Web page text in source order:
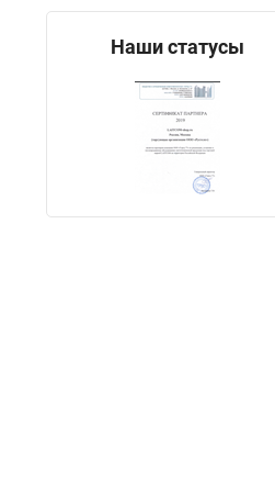
Наши статусы